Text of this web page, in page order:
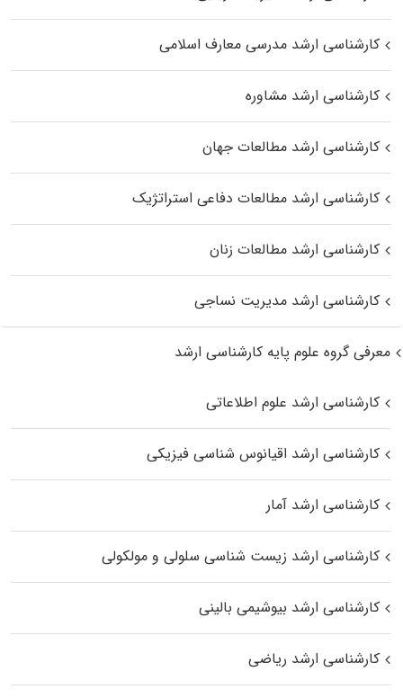
کارشناسی ارشد مدرسی معارف اسلامی
کارشناسی ارشد مشاوره
کارشناسی ارشد مطالعات جهان
کارشناسی ارشد مطالعات دفاعی استراتژیک
کارشناسی ارشد مطالعات زنان
کارشناسی ارشد مدیریت نساجی
معرفی گروه علوم پایه کارشناسی ارشد
کارشناسی ارشد علوم اطلاعاتی
کارشناسی ارشد اقیانوس‌ شناسی فیزیکی
کارشناسی ارشد آمار
کارشناسی ارشد زیست شناسی سلولی و مولکولی
کارشناسی ارشد بیوشیمی بالینی
کارشناسی ارشد ریاضی